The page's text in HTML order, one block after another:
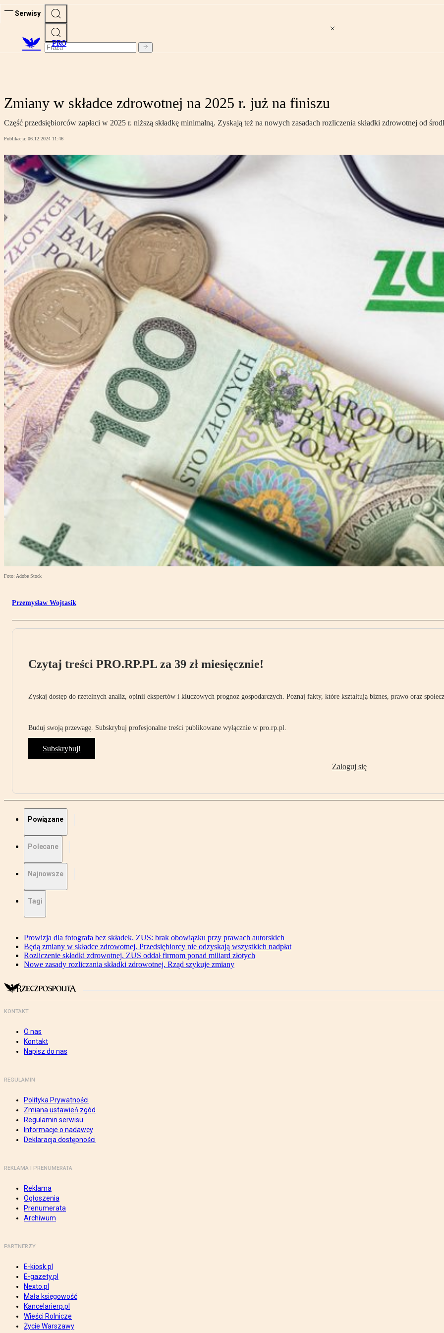
Serwisy
PRO
Zmiany w składce zdrowotnej na 2025 r. już na finiszu
Część przedsiębiorców zapłaci w 2025 r. niższą składkę minimalną. Zyskają też na nowych zasadach rozliczenia składki zdrowotnej od
Publikacja: 06.12.2024 11:46
Foto: Adobe Stock
Przemysław Wojtasik
Czytaj treści PRO.RP.PL za 39 zł miesięcznie!
Zyskaj dostęp do rzetelnych analiz, opinii ekspertów i kluczowych prognoz gospodarczych. Poznaj fakty, które kształtują biznes, prawo oraz
Buduj swoją przewagę. Subskrybuj profesjonalne treści publikowane wyłącznie w pro.rp.pl.
Subskrybuj!
Zaloguj się
Powiązane
Polecane
Najnowsze
Tagi
Prowizja dla fotografa bez składek. ZUS: brak obowiązku przy prawach autorskich
Będą zmiany w składce zdrowotnej. Przedsiębiorcy nie odzyskają wszystkich nadpłat
Rozliczenie składki zdrowotnej. ZUS oddał firmom ponad miliard złotych
Nowe zasady rozliczania składki zdrowotnej. Rząd szykuje zmiany
KONTAKT
O nas
Kontakt
Napisz do nas
REGULAMIN
Polityka Prywatności
Zmiana ustawień zgód
Regulamin serwisu
Informacje o nadawcy
Deklaracja dostępności
REKLAMA I PRENUMERATA
Reklama
Ogłoszenia
Prenumerata
Archiwum
PARTNERZY
E-kiosk.pl
E-gazety.pl
Nexto.pl
Mała księgowość
Kancelarierp.pl
Wieści Rolnicze
Życie Warszawy